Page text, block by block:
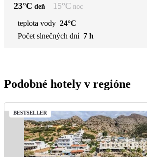
23°C deň 15°C noc
teplota vody 24°C
Počet slnečných dní 7 h
Podobné hotely v regióne
BESTSELLER